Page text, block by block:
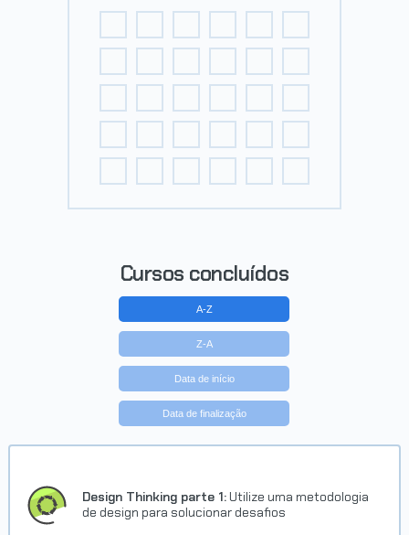
Cursos concluídos
A-Z
Z-A
Data de início
Data de finalização
Design Thinking parte 1: Utilize uma metodologia
de design para solucionar desafios